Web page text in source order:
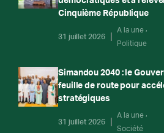
Cinquième République
31 juillet 2026
A la une
Politique
Simandou 2040 : le
feuille de route pour
stratégiques
31 juillet 2026
A la une
Société